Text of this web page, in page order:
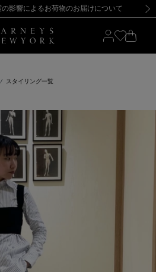
新規登録のお客様も対象！＜MY BARNEYS＞会員のお客様は11,000円（税込）以上のお買上げで常時送料無料！お買い物の際は会員登録を！
【夏季休業に伴う返品・交換承り一時停止のお知らせ】（2026.8.5）
影響によるお荷物のお届けについて
SALEのご案内・ご注意事項 新規登録のお客様も対象！＜MY BARNEYS＞会員のお客様は11,000円（税込）以上のお買上げで常時送料無料！お買い物の際は会員登録を！
【夏季休業に伴う返品・交換承り一時停止のお知らせ】（2026.8.5）
スタイリング一覧